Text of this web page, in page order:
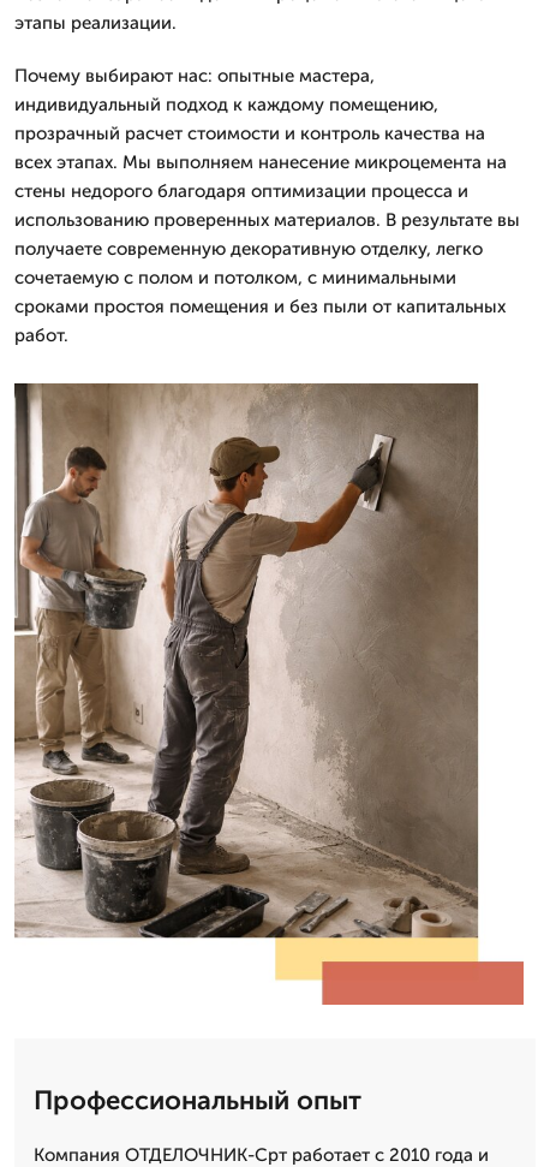
этапы реализации.
Почему выбирают нас: опытные мастера,
индивидуальный подход к каждому помещению,
прозрачный расчет стоимости и контроль качества на
всех этапах. Мы выполняем нанесение микроцемента на
стены недорого благодаря оптимизации процесса и
использованию проверенных материалов. В результате вы
получаете современную декоративную отделку, легко
сочетаемую с полом и потолком, с минимальными
сроками простоя помещения и без пыли от капитальных
работ.
Профессиональный опыт
Компания ОТДЕЛОЧНИК-Срт работает с 2010 года и